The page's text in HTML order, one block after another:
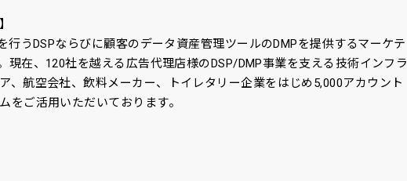
行うDSPならびに顧客のデータ資産管理ツールのDMPを提供するマーケテ
現在、120社を越える広告代理店様のDSP/DMP事業を支える技術インフラ
、航空会社、飲料メーカー、トイレタリー企業をはじめ5,000アカウント
をご活用いただいております。